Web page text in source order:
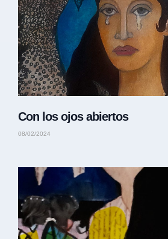
Con los ojos abiertos
08/02/2024